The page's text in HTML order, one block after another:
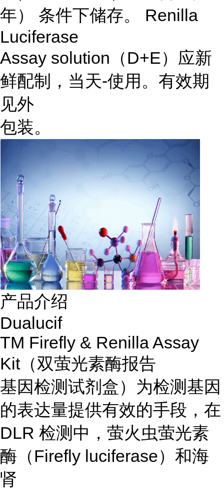
年） 条件下储存。 Renilla
Luciferase
Assay solution（D+E）应新
鲜配制，当天-使用。有效期
见外
包装。
产品介绍
Dualucif
TM Firefly & Renilla Assay
Kit（双萤光素酶报告
基因检测试剂盒）为检测基因
的表达量提供有效的手段，在
DLR 检测中，萤火虫萤光素
酶（Firefly luciferase）和海
肾